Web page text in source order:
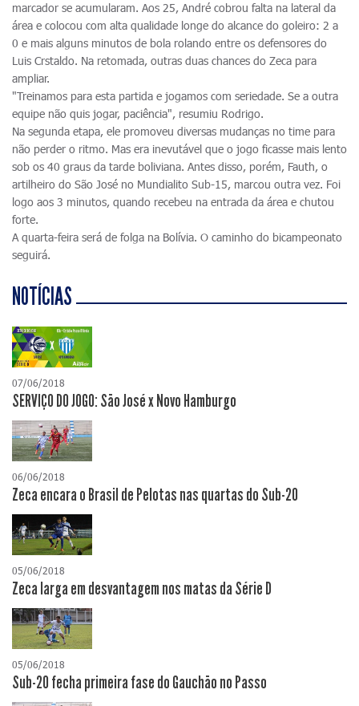
marcador se acumularam. Aos 25, André cobrou falta na lateral da
área e colocou com alta qualidade longe do alcance do goleiro: 2 a
0 e mais alguns minutos de bola rolando entre os defensores do
Luis Crstaldo. Na retomada, outras duas chances do Zeca para
ampliar.
"Treinamos para esta partida e jogamos com seriedade. Se a outra
equipe não quis jogar, paciência", resumiu Rodrigo.
Na segunda etapa, ele promoveu diversas mudanças no time para
não perder o ritmo. Mas era inevutável que o jogo ficasse mais lento
sob os 40 graus da tarde boliviana. Antes disso, porém, Fauth, o
artilheiro do São José no Mundialito Sub-15, marcou outra vez. Foi
logo aos 3 minutos, quando recebeu na entrada da área e chutou
forte.
A quarta-feira será de folga na Bolívia. O caminho do bicampeonato
seguirá.
NOTÍCIAS
07/06/2018
SERVIÇO DO JOGO: São José x Novo Hamburgo
06/06/2018
Zeca encara o Brasil de Pelotas nas quartas do Sub-20
05/06/2018
Zeca larga em desvantagem nos matas da Série D
05/06/2018
Sub-20 fecha primeira fase do Gauchão no Passo